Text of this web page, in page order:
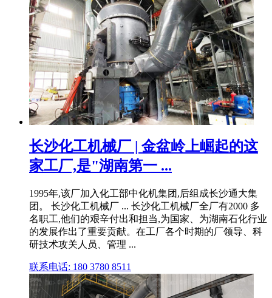
长沙化工机械厂 | 金盆岭上崛起的这
家工厂,是"湖南第一 ...
1995年,该厂加入化工部中化机集团,后组成长沙通大集
团。 长沙化工机械厂 ... 长沙化工机械厂全厂有2000 多
名职工,他们的艰辛付出和担当,为国家、为湖南石化行业
的发展作出了重要贡献。在工厂各个时期的厂领导、科
研技术攻关人员、管理 ...
联系电话: 180 3780 8511